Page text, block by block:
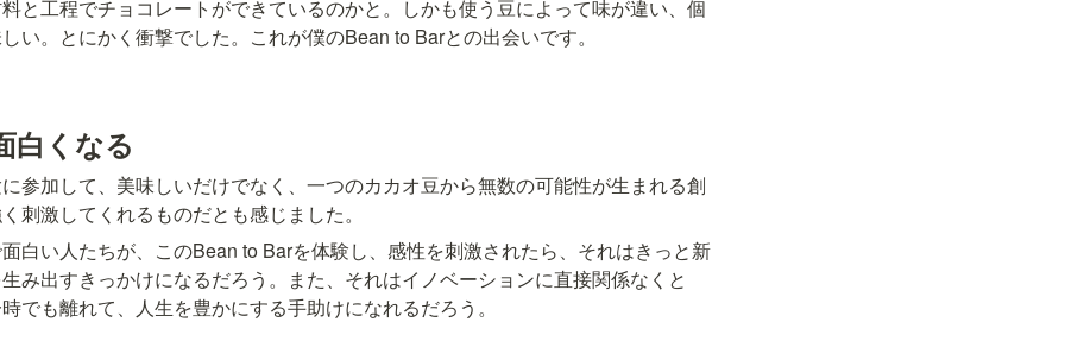
と工程でチョコレートができているのかと。しかも使う豆によって味が違い、個
い。とにかく衝撃でした。これが僕のBean to Barとの出会いです。
白くなる
参加して、美味しいだけでなく、一つのカカオ豆から無数の可能性が生まれる創
刺激してくれるものだとも感じました。
白い人たちが、このBean to Barを体験し、感性を刺激されたら、それはきっと新
み出すきっかけになるだろう。また、それはイノベーションに直接関係なくと
でも離れて、人生を豊かにする手助けになれるだろう。